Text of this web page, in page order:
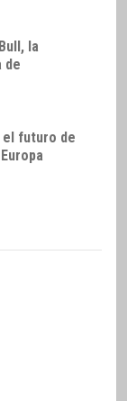
la
de
el futuro de